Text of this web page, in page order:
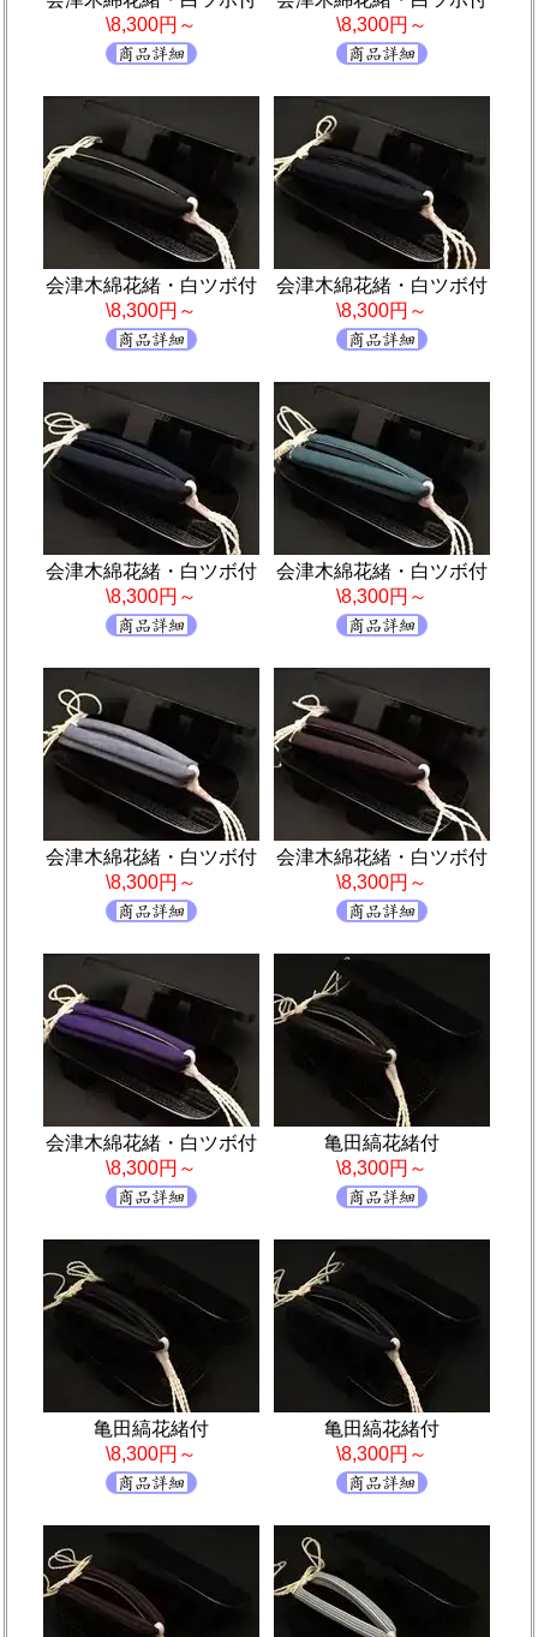
\8,300円～
\8,300円～
会津木綿花緒・白ツボ付
\8,300円～
会津木綿花緒・白ツボ付
\8,300円～
会津木綿花緒・白ツボ付
\8,300円～
会津木綿花緒・白ツボ付
\8,300円～
会津木綿花緒・白ツボ付
\8,300円～
会津木綿花緒・白ツボ付
\8,300円～
会津木綿花緒・白ツボ付
\8,300円～
亀田縞花緒付
\8,300円～
亀田縞花緒付
\8,300円～
亀田縞花緒付
\8,300円～